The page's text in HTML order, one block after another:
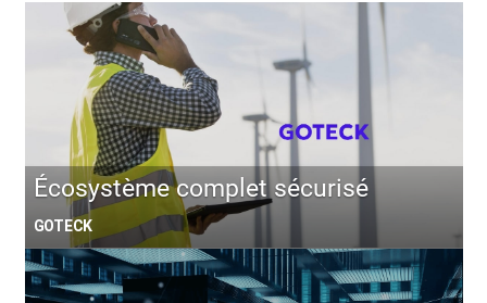
Écosystème complet sécurisé
GOTECK